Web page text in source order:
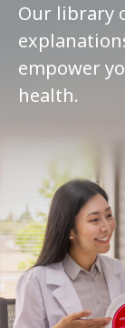
Our library
empower
health.